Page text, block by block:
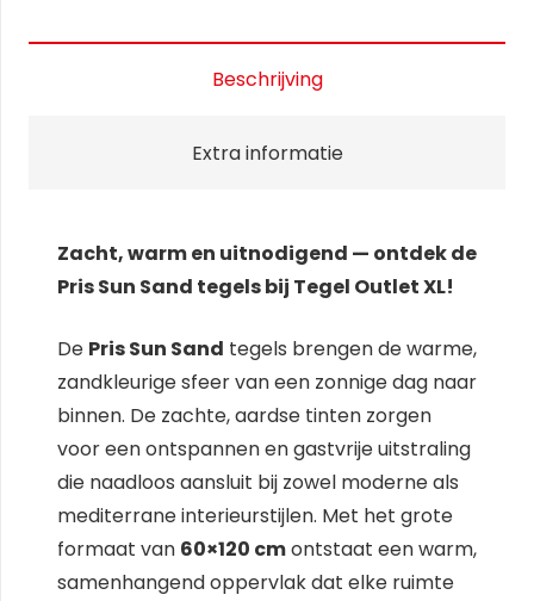
Beschrijving
Extra informatie
Zacht, warm en uitnodigend — ontdek de
Pris Sun Sand tegels bij Tegel Outlet XL!
De Pris Sun Sand tegels brengen de warme,
zandkleurige sfeer van een zonnige dag naar
binnen. De zachte, aardse tinten zorgen
voor een ontspannen en gastvrije uitstraling
die naadloos aansluit bij zowel moderne als
mediterrane interieurstijlen. Met het grote
formaat van 60×120 cmontstaat een warm,
samenhangend oppervlak dat elke ruimte